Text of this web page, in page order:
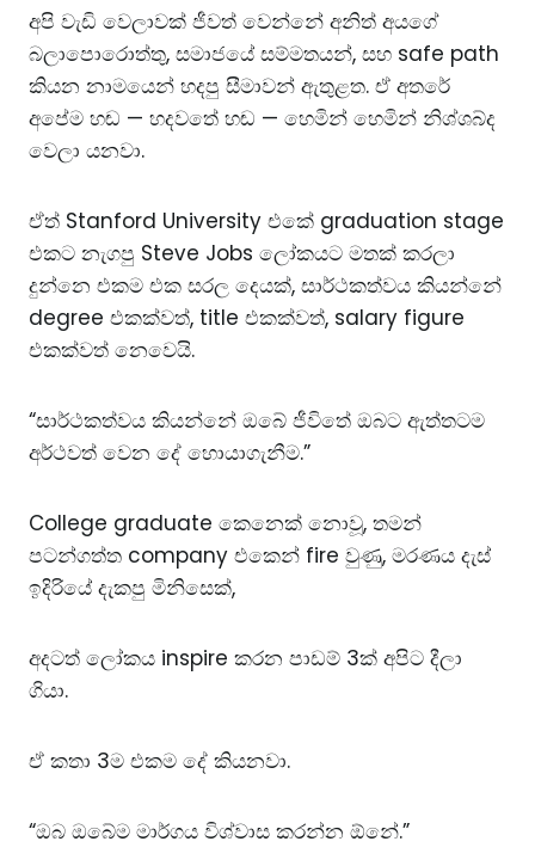
අපි වැඩි වෙලාවක් ජීවත් වෙන්නේ අනිත් අයගේ
බලාපොරොත්තු, සමාජයේ සම්මතයන්, සහ safe path
කියන නාමයෙන් හදපු සීමාවන් ඇතුළත. ඒ අතරේ
අපේම හඬ — හදවතේ හඬ — හෙමින් හෙමින් නිශ්ශබ්ද
වෙලා යනවා.
ඒත් Stanford University එකේ graduation stage
එකට නැගපු Steve Jobs ලෝකයට මතක් කරලා
දුන්නෙ එකම එක සරල දෙයක්, සාර්ථකත්වය කියන්නේ
degree එකක්වත්, title එකක්වත්, salary figure
එකක්වත් නෙවෙයි.
“සාර්ථකත්වය කියන්නේ ඔබේ ජීවිතේ ඔබට ඇත්තටම
අර්ථවත් වෙන දේ හොයාගැනීම.”
College graduate කෙනෙක් නොවූ, තමන්
පටන්ගත්ත company එකෙන් fire වුණු, මරණය දැස්
ඉදිරියේ දැකපු මිනිසෙක්,
අදටත් ලෝකය inspire කරන පාඩම් 3ක් අපිට දීලා
ගියා.
ඒ කතා 3ම එකම දේ කියනවා.
“ඔබ ඔබේම මාර්ගය විශ්වාස කරන්න ඕනේ.”